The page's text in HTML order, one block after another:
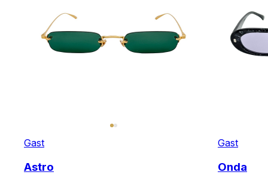
Gast
Astro
Gast
Onda